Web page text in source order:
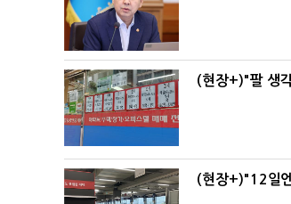
(현장+)"팔 생
(현장+)"12일